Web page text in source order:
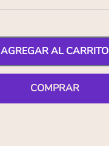
AGREGAR AL CARRITO
COMPRAR